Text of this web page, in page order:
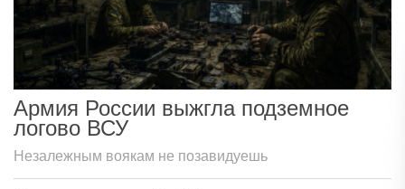
Армия России выжгла подземное
логово ВСУ
Незалежным воякам не позавидуешь